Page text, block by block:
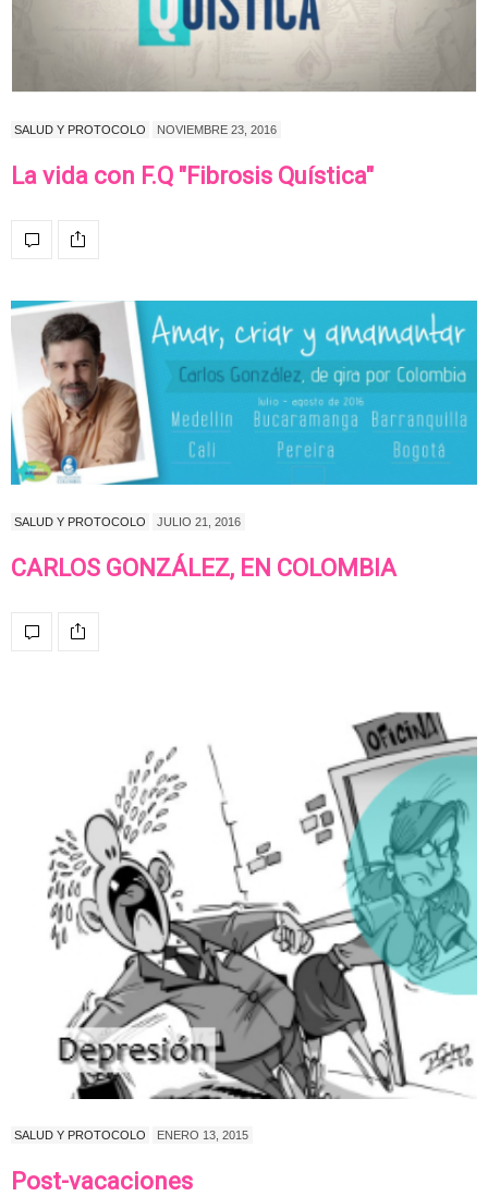
SALUD Y PROTOCOLO NOVIEMBRE 23, 2016
La vida con F.Q "Fibrosis Quística"
SALUD Y PROTOCOLO JULIO 21, 2016
CARLOS GONZÁLEZ, EN COLOMBIA
SALUD Y PROTOCOLO ENERO 13, 2015
Post-vacaciones